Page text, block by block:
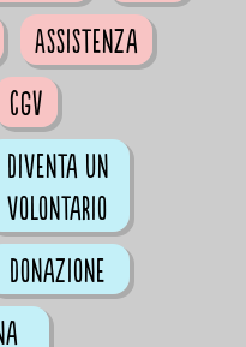
Assistenza
CGV
Diventa un
volontario
Donazione